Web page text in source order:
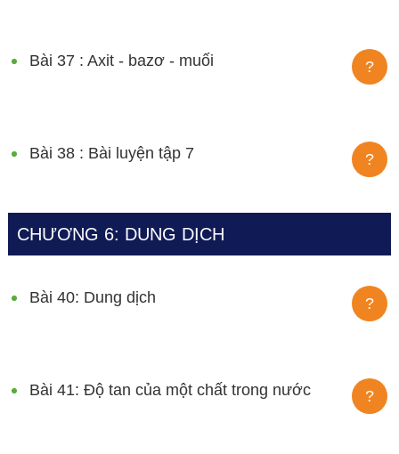
Bài 37 : Axit - bazơ - muối ?
Bài 38 : Bài luyện tập 7 ?
CHƯƠNG 6: DUNG DỊCH
Bài 40: Dung dịch ?
Bài 41: Độ tan của một chất trong nước ?